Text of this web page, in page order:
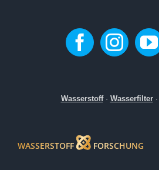
Wasserstoff· Wasserfilter·
WASSERSTOFF FORSCHUNG